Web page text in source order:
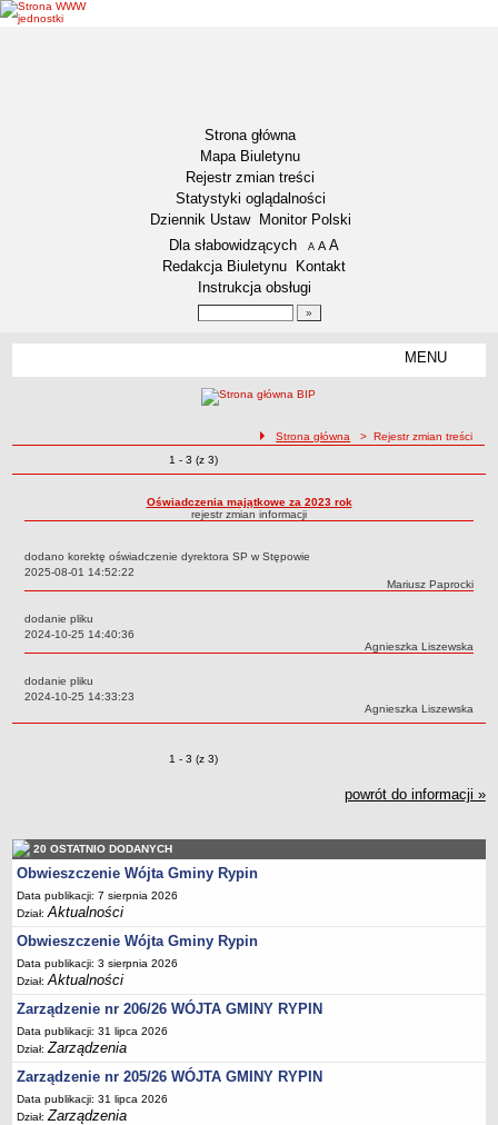
Strona główna
Mapa Biuletynu
Rejestr zmian treści
Statystyki oglądalności
Dziennik Ustaw
Monitor Polski
Menu dodatkowe
Dla słabowidzących A pomniejsz czcionkę
A standardowy rozmiar czcionki
A
Redakcja Biuletynu
Kontakt
Instrukcja obsługi
MENU
Dane statystyczne
Zadania publiczne
Związki i stowarzyszenia
Rejestr zbiorów danych osobowych
RODO Klauzule informacyjne
Nr konta bankowego, NIP, REGON
Pracownicy urzędu - urząd gminy
Pracownicy urzędu - baza magazynowo - warsztatowa
Kompetencje referatów
Regulamin organizacyjny
Regulamin naboru na wolne stanowiska urzędnicze
Ogłoszenia o naborze na wolne stanowiska urzędnicze
Lista kandydatów spełniających wymagania formalne w naborach na
wolne stanowiska urzędnicze
Wyniki naboru na wolne stanowiska urzędnicze
ścieżka nawigacji
Strona główna > Rejestr zmian treści
Zmiany o pozycjach
1 - 3 (z 3)
Oświadczenia majątkowe za 2023 rok
rejestr zmian informacji
dodano korektę oświadczenie dyrektora SP w Stępowie
Data:
2025-08-01 14:52:22
Autor:
Mariusz Paprocki
dodanie pliku
Data:
2024-10-25 14:40:36
Autor:
Agnieszka Liszewska
dodanie pliku
Data:
2024-10-25 14:33:23
Autor:
Agnieszka Liszewska
Zmiany o pozycjach
1 - 3 (z 3)
powrót do informacji »
20 OSTATNIO DODANYCH
Obwieszczenie Wójta Gminy Rypin
Data publikacji: 7 sierpnia 2026
Dział:Aktualności
Obwieszczenie Wójta Gminy Rypin
Data publikacji: 3 sierpnia 2026
Dział:Aktualności
Zarządzenie nr 206/26 WÓJTA GMINY RYPIN
Data publikacji: 31 lipca 2026
Dział:Zarządzenia
Zarządzenie nr 205/26 WÓJTA GMINY RYPIN
Data publikacji: 31 lipca 2026
Dział:Zarządzenia